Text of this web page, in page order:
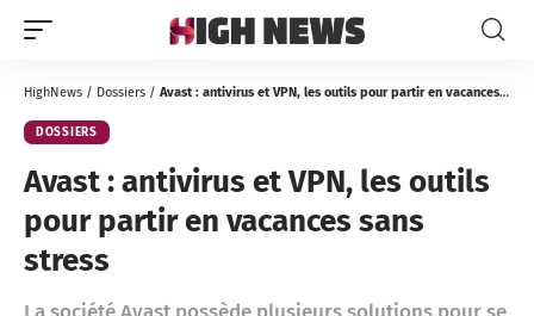
HighNews / Dossiers / Avast : antivirus et VPN, les outils pour partir en vacances sans stress
DOSSIERS
Avast : antivirus et VPN, les outils
pour partir en vacances sans
stress